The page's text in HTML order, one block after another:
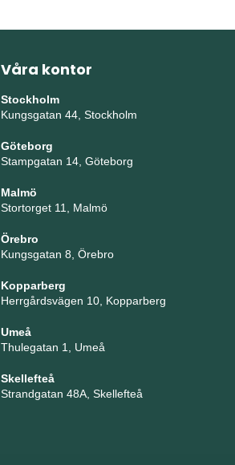
Våra kontor
Stockholm
Kungsgatan 44, Stockholm
Göteborg
Stampgatan 14, Göteborg
Malmö
Stortorget 11, Malmö
Örebro
Kungsgatan 8, Örebro
Kopparberg
Herrgårdsvägen 10, Kopparberg
Umeå
Thulegatan 1, Umeå
Skellefteå
Strandgatan 48A, Skellefteå